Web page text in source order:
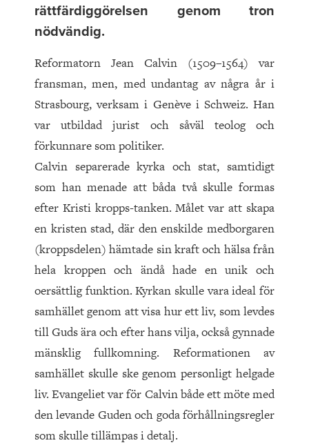
rättfärdiggörelsen genom tron
nödvändig.
Reformatorn Jean Calvin (1509–1564) var
fransman, men, med undantag av några år i
Strasbourg, verksam i Genève i Schweiz. Han
var utbildad jurist och såväl teolog och
förkunnare som politiker.
Calvin separerade kyrka och stat, samtidigt
som han menade att båda två skulle formas
efter Kristi kropps-tanken. Målet var att skapa
en kristen stad, där den enskilde medborgaren
(kroppsdelen) hämtade sin kraft och hälsa från
hela kroppen och ändå hade en unik och
oersättlig funktion. Kyrkan skulle vara ideal för
samhället genom att visa hur ett liv, som levdes
till Guds ära och efter hans vilja, också gynnade
mänsklig fullkomning. Reformationen av
samhället skulle ske genom personligt helgade
liv. Evangeliet var för Calvin både ett möte med
den levande Guden och goda förhållningsregler
som skulle tillämpas i detalj.